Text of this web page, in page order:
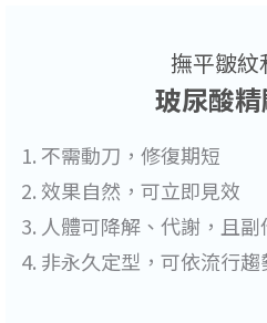
撫平皺紋
玻尿酸
不需動刀，修復期短
效果自然，可立即見效
人體可降解、代謝，且
非永久定型，可依流行趨